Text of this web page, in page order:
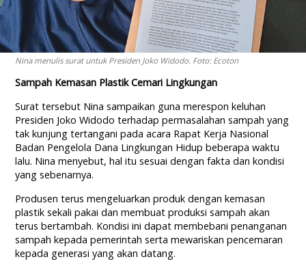
Nina menulis surat untuk Presiden Joko Widodo. Foto: Ecoton
Sampah Kemasan Plastik Cemari Lingkungan
Surat tersebut Nina sampaikan guna merespon keluhan
Presiden Joko Widodo terhadap permasalahan sampah yang
tak kunjung tertangani pada acara Rapat Kerja Nasional
Badan Pengelola Dana Lingkungan Hidup beberapa waktu
lalu. Nina menyebut, hal itu sesuai dengan fakta dan kondisi
yang sebenarnya.
Produsen terus mengeluarkan produk dengan kemasan
plastik sekali pakai dan membuat produksi sampah akan
terus bertambah. Kondisi ini dapat membebani penanganan
sampah kepada pemerintah serta mewariskan pencemaran
kepada generasi yang akan datang.